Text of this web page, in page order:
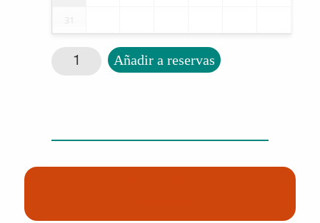
31
Jarra policarbonato cantidad
Añadir a reservas